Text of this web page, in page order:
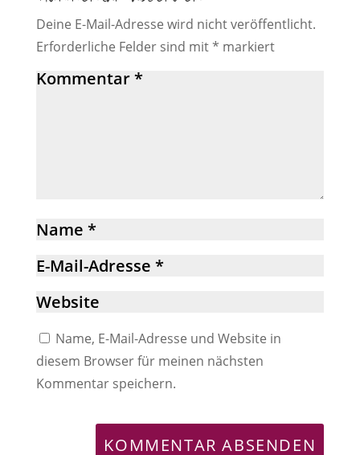
Deine E-Mail-Adresse wird nicht veröffentlicht.
Erforderliche Felder sind mit* markiert
Name, E-Mail-Adresse und Website in
diesem Browser für meinen nächsten
Kommentar speichern.